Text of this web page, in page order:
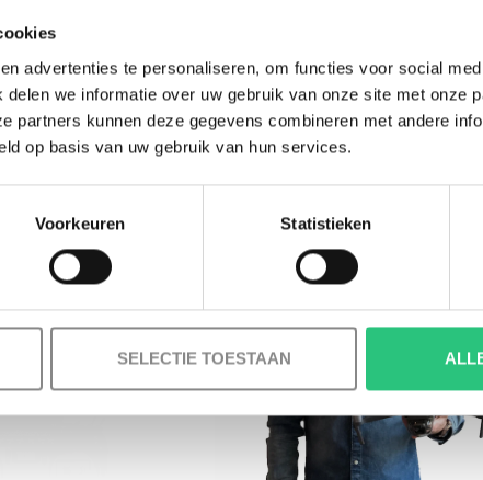
advertenties te personaliseren, om functies voor social
we informatie over uw gebruik van onze site met onze
partners kunnen deze gegevens combineren met andere
op basis van uw gebruik van hun services.
Voorkeuren Statistieken
SELECTIE TOESTAAN
Heb je een Bind And Fly (BNF)
nog een controller/radio? We
radio op voorraad.
je welkomstkorting tot 15 euro.
Minimale besteding 100 euro .